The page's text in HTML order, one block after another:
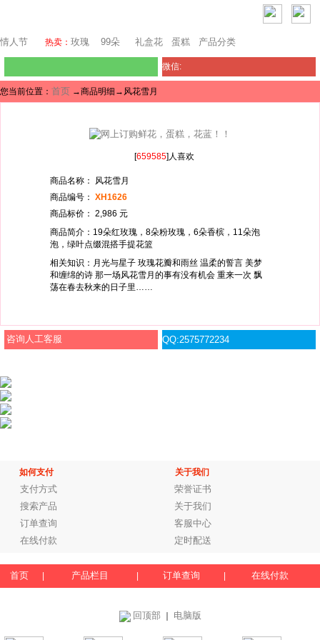
情人节 热卖： 玫瑰 99朵 礼盒花 蛋糕 产品分类
微信:
您当前位置： 首页 →商品明细→风花雪月
[659585]人喜欢
商品名称： 风花雪月
商品编号： XH1626
商品标价： 2,986 元
商品简介：19朵红玫瑰，8朵粉玫瑰，6朵香槟，11朵泡
泡，绿叶点缀混搭手提花篮
相关知识：月光与星子 玫瑰花瓣和雨丝 温柔的誓言 美梦
和缠绵的诗 那一场风花雪月的事有没有机会 重来一次 飘
荡在春去秋来的日子里……
咨询人工客服 QQ:2575772234
如何支付 关于我们
支付方式
荣誉证书
搜索产品
关于我们
订单查询
客服中心
在线付款
定时配送
首页 产品栏目 订单查询 在线付款
回顶部 电脑版